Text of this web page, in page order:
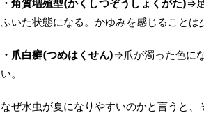
・角質増殖型(かくしつぞうしょくがた)⇒
ふいた状態になる。かゆみを感じることは
・爪白癬(つめはくせん)⇒爪が濁った色に
い。
なぜ水虫が夏になりやすいのかと言うと